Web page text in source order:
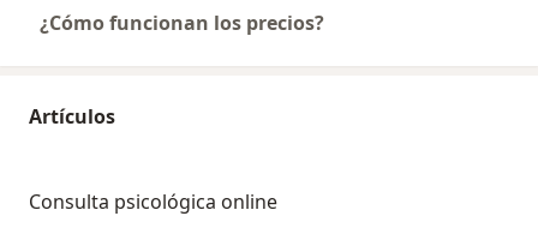
¿Cómo funcionan los precios?
Artículos
Consulta psicológica online